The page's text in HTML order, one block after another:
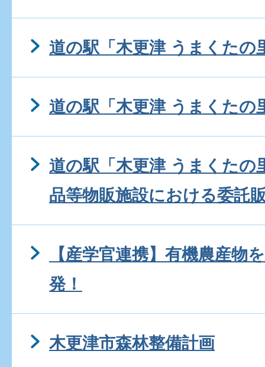
道の駅「木更津 うまくたの
道の駅「木更津 うまくたの
道の駅「木更津 うまくたの
品等物販施設における委託
【産学官連携】有機農産物
発！
木更津市森林整備計画